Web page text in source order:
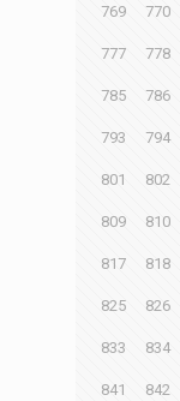
769 770
777 778
785 786
793 794
801 802
809 810
817 818
825 826
833 834
841 842